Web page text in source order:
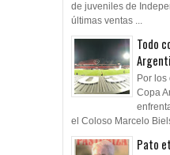
de juveniles de
últimas ventas ...
Todo
Por los
Copa
el Coloso Marcelo
Pato